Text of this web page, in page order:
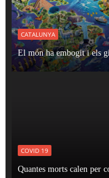
CATALUNYA
El món ha embogit i els
COVID 19
Quantes morts calen per